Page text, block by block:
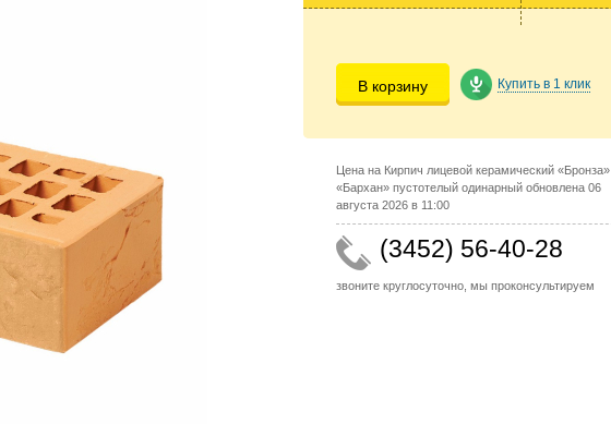
В корзину Купить в 1 клик
Цена на Кирпич лицевой керамический «Бронза»
«Бархан» пустотелый одинарный обновлена 06
августа 2026 в 11:00
(3452) 56-40-28
звоните круглосуточно, мы проконсультируем